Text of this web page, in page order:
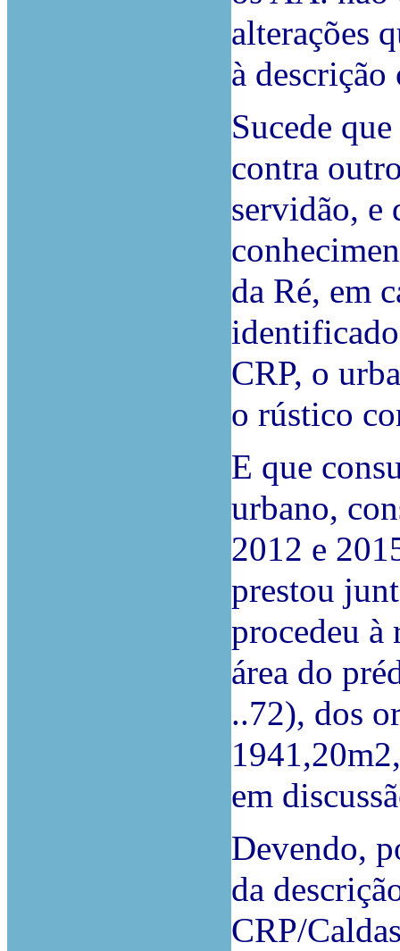
alterações
à
Sucede
contra
servidão, e
da Ré, em
CRP, o
o rústico
E que
urbano,
2012 e
prestou
procedeu à
área do
..72), dos
em
Devendo,
da
CRP/